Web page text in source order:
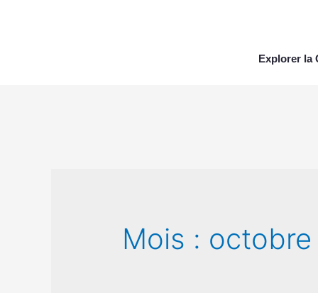
Explorer la
Mois : octobre